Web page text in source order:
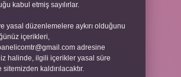
kabul etmiş sayılırlar.
yasal düzenlemelere aykırı olduğunu
içerikleri,
adresine
halinde, ilgili içerikler yasal süre
kaldırılacaktır.